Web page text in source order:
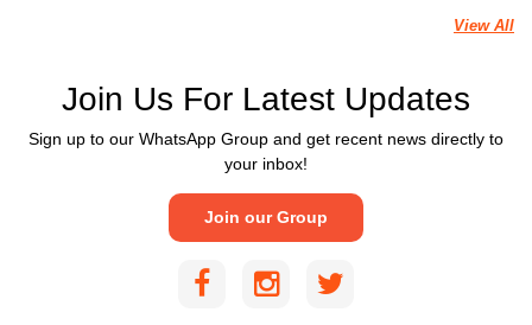
View All
Join Us For Latest Updates
Sign up to our WhatsApp Group and get recent news directly to
your inbox!
Join our Group